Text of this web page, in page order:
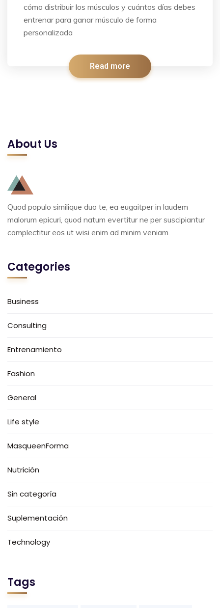
cómo distribuir los músculos y cuántos días debes
entrenar para ganar músculo de forma
personalizada
Read more
About Us
Quod populo similique duo te, ea eugaitper in laudem
malorum epicuri, quod natum evertitur ne per suscipiantur
complectitur eos ut wisi enim ad minim veniam.
Categories
Business
Consulting
Entrenamiento
Fashion
General
Life style
MasqueenForma
Nutrición
Sin categoría
Suplementación
Technology
Tags